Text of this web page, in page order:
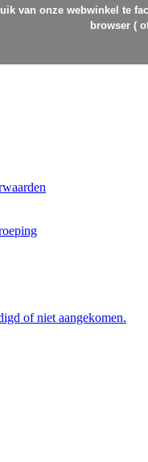
of niet aangekomen.
van onze webwinkel te
browser (